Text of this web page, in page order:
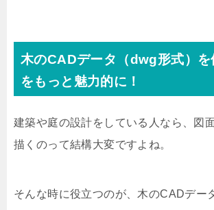
木のCADデータ（dwg形式）を
をもっと魅力的に！
建築や庭の設計をしている人なら、図
描くのって結構大変ですよね。
そんな時に役立つのが、木のCADデー